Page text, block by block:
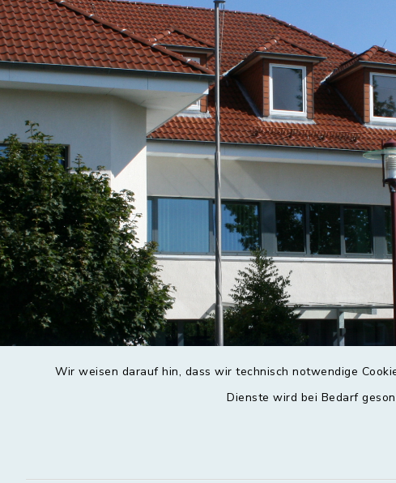
Wir weisen darauf hin, dass wir technisch notwendige
Dienste wird bei Bedarf